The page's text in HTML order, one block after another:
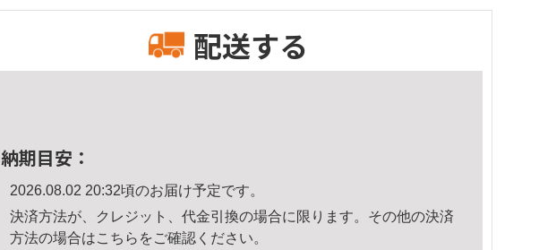
配送する
納期目安：
2026.08.02 20:32頃のお届け予定です。
決済方法が、クレジット、代金引換の場合に限ります。その他の決済
方法の場合はこちら をご確認ください。